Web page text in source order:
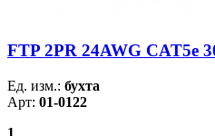
FTP 2PR 24AWG CAT5e
Ед. изм.: бухта
Арт: 01-0122